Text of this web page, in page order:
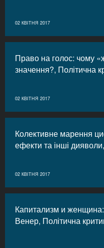
02 КВІТНЯ 2017
Право на голос: чому
значення?, Політична
02 КВІТНЯ 2017
Колективне марення
ефекти та інші
02 КВІТНЯ 2017
Капитализм и
Венер, Політична